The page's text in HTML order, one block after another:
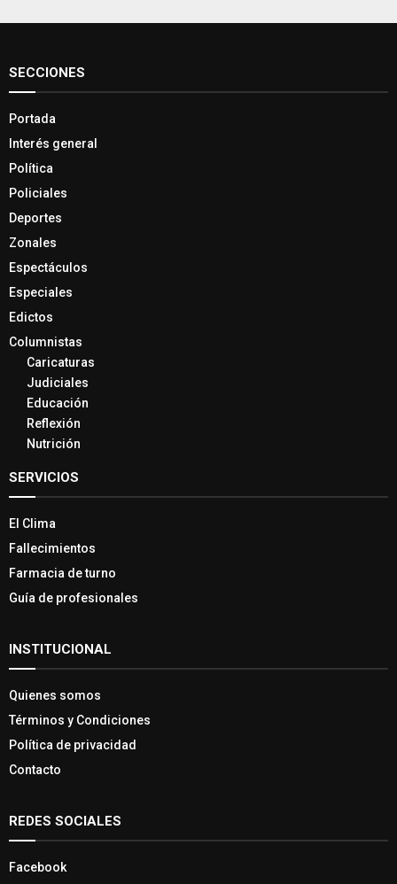
SECCIONES
Portada
Interés general
Política
Policiales
Deportes
Zonales
Espectáculos
Especiales
Edictos
Columnistas
Caricaturas
Judiciales
Educación
Reflexión
Nutrición
SERVICIOS
El Clima
Fallecimientos
Farmacia de turno
Guía de profesionales
INSTITUCIONAL
Quienes somos
Términos y Condiciones
Política de privacidad
Contacto
REDES SOCIALES
Facebook